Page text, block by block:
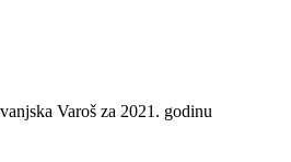
Varoš za 2021. godinu